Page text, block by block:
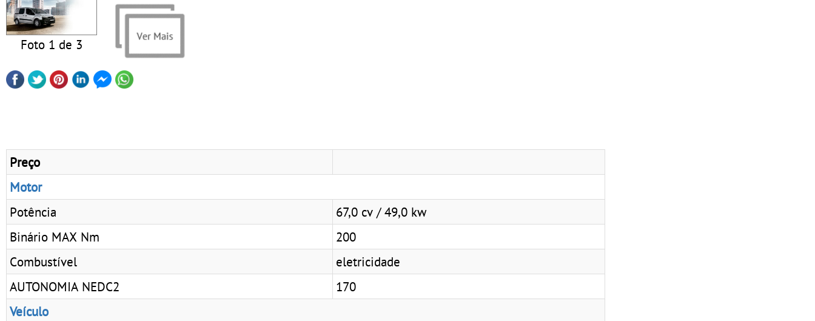
Foto 1 de 3
Preço
Motor
Potência
67,0 cv / 49,0 kw
Binário MAX Nm
200
Combustível
eletricidade
AUTONOMIA NEDC2
170
Veículo